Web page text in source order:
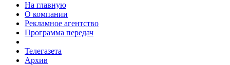
На главную
О компании
Рекламное агентство
Программа передач
Телегазета
Архив